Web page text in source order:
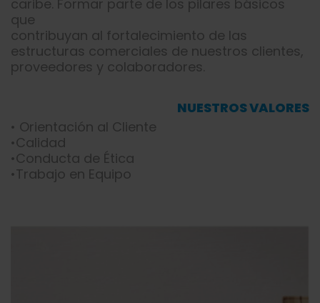
caribe. Formar parte de los pilares básicos
que
contribuyan al fortalecimiento de las
estructuras comerciales de nuestros clientes,
proveedores y colaboradores.
NUESTROS VALORES
• Orientación al Cliente
•Calidad
•Conducta de Ética
•Trabajo en Equipo